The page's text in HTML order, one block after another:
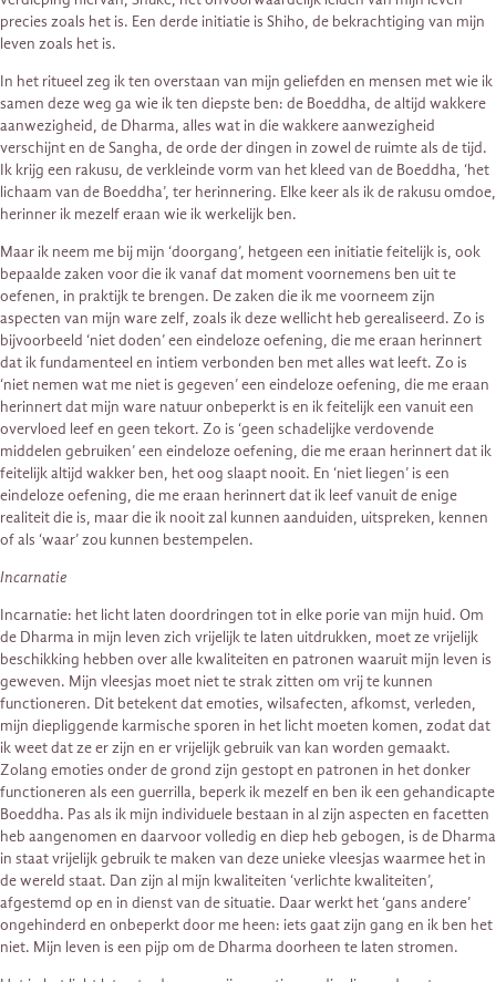
precies zoals het is. Een derde initiatie is Shiho, de bekrachtiging van mijn
leven zoals het is.
In het ritueel zeg ik ten overstaan van mijn geliefden en mensen met wie ik
samen deze weg ga wie ik ten diepste ben: de Boeddha, de altijd wakkere
aanwezigheid, de Dharma, alles wat in die wakkere aanwezigheid
verschijnt en de Sangha, de orde der dingen in zowel de ruimte als de tijd.
Ik krijg een rakusu, de verkleinde vorm van het kleed van de Boeddha, ‘het
lichaam van de Boeddha’, ter herinnering. Elke keer als ik de rakusu omdoe,
herinner ik mezelf eraan wie ik werkelijk ben.
Maar ik neem me bij mijn ‘doorgang’, hetgeen een initiatie feitelijk is, ook
bepaalde zaken voor die ik vanaf dat moment voornemens ben uit te
oefenen, in praktijk te brengen. De zaken die ik me voorneem zijn
aspecten van mijn ware zelf, zoals ik deze wellicht heb gerealiseerd. Zo is
bijvoorbeeld ‘niet doden’ een eindeloze oefening, die me eraan herinnert
dat ik fundamenteel en intiem verbonden ben met alles wat leeft. Zo is
‘niet nemen wat me niet is gegeven’ een eindeloze oefening, die me eraan
herinnert dat mijn ware natuur onbeperkt is en ik feitelijk een vanuit een
overvloed leef en geen tekort. Zo is ‘geen schadelijke verdovende
middelen gebruiken’ een eindeloze oefening, die me eraan herinnert dat ik
feitelijk altijd wakker ben, het oog slaapt nooit. En ‘niet liegen’ is een
eindeloze oefening, die me eraan herinnert dat ik leef vanuit de enige
realiteit die is, maar die ik nooit zal kunnen aanduiden, uitspreken, kennen
of als ‘waar’ zou kunnen bestempelen.
Incarnatie
Incarnatie: het licht laten doordringen tot in elke porie van mijn huid. Om
de Dharma in mijn leven zich vrijelijk te laten uitdrukken, moet ze vrijelijk
beschikking hebben over alle kwaliteiten en patronen waaruit mijn leven is
geweven. Mijn vleesjas moet niet te strak zitten om vrij te kunnen
functioneren. Dit betekent dat emoties, wilsafecten, afkomst, verleden,
mijn diepliggende karmische sporen in het licht moeten komen, zodat dat
ik weet dat ze er zijn en er vrijelijk gebruik van kan worden gemaakt.
Zolang emoties onder de grond zijn gestopt en patronen in het donker
functioneren als een guerrilla, beperk ik mezelf en ben ik een gehandicapte
Boeddha. Pas als ik mijn individuele bestaan in al zijn aspecten en facetten
heb aangenomen en daarvoor volledig en diep heb gebogen, is de Dharma
in staat vrijelijk gebruik te maken van deze unieke vleesjas waarmee het in
de wereld staat. Dan zijn al mijn kwaliteiten ‘verlichte kwaliteiten’,
afgestemd op en in dienst van de situatie. Daar werkt het ‘gans andere’
ongehinderd en onbeperkt door me heen: iets gaat zijn gang en ik ben het
niet. Mijn leven is een pijp om de Dharma doorheen te laten stromen.